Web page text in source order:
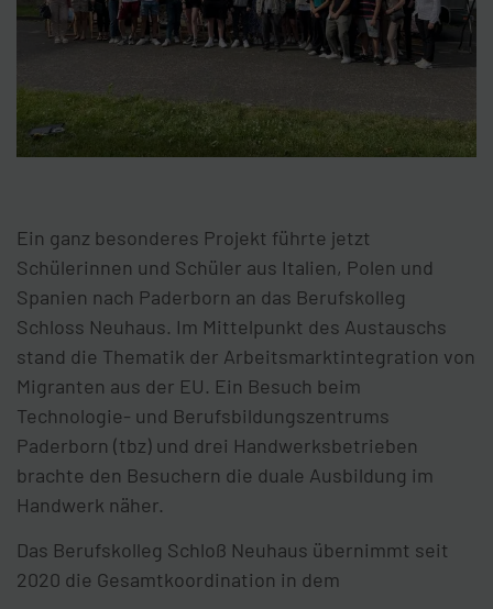
Ein ganz besonderes Projekt führte jetzt
Schülerinnen und Schüler aus Italien, Polen und
Spanien nach Paderborn an das Berufskolleg
Schloss Neuhaus. Im Mittelpunkt des Austauschs
stand die Thematik der Arbeitsmarktintegration von
Migranten aus der EU. Ein Besuch beim
Technologie- und Berufsbildungszentrums
Paderborn (tbz) und drei Handwerksbetrieben
brachte den Besuchern die duale Ausbildung im
Handwerk näher.
Das Berufskolleg Schloß Neuhaus übernimmt seit
2020 die Gesamtkoordination in dem